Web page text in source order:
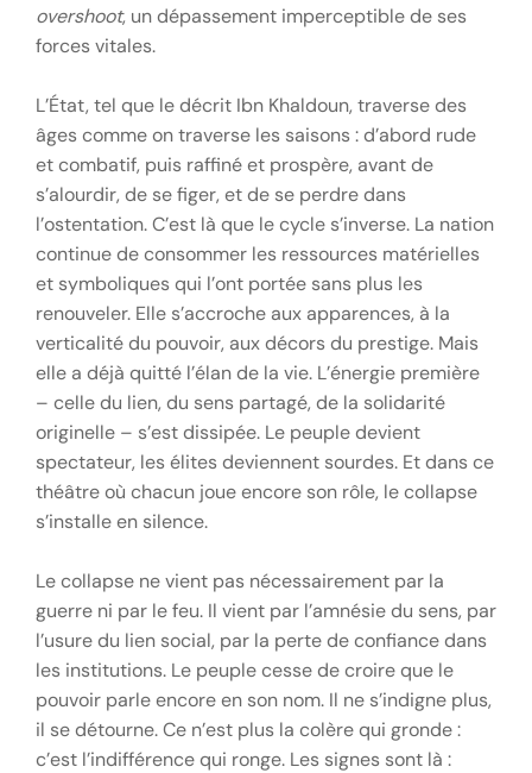
overshoot, un dépassement imperceptible de ses
forces vitales.
L’État, tel que le décrit Ibn Khaldoun, traverse des
âges comme on traverse les saisons : d’abord rude
et combatif, puis raffiné et prospère, avant de
s’alourdir, de se figer, et de se perdre dans
l’ostentation. C’est là que le cycle s’inverse. La nation
continue de consommer les ressources matérielles
et symboliques qui l’ont portée sans plus les
renouveler. Elle s’accroche aux apparences, à la
verticalité du pouvoir, aux décors du prestige. Mais
elle a déjà quitté l’élan de la vie. L’énergie première
– celle du lien, du sens partagé, de la solidarité
originelle – s’est dissipée. Le peuple devient
spectateur, les élites deviennent sourdes. Et dans ce
théâtre où chacun joue encore son rôle, le collapse
s’installe en silence.
Le collapse ne vient pas nécessairement par la
guerre ni par le feu. Il vient par l’amnésie du sens, par
l’usure du lien social, par la perte de confiance dans
les institutions. Le peuple cesse de croire que le
pouvoir parle encore en son nom. Il ne s’indigne plus,
il se détourne. Ce n’est plus la colère qui gronde :
c’est l’indifférence qui ronge. Les signes sont là :